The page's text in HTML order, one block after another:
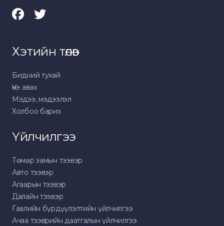
Хэтийн төлөв
Бидний тухай
Үнэ авах
Мэдээ, мэдээлэл
Холбоо барих
Үйлчилгээ
Төмөр замын тээвэр
Авто тээвэр
Агаарын тээвэр
Далайн тээвэр
Гаалийн бүрдүүлэлтийн үйлчилгээ
Ачаа тээврийн даатгалын үйлчилгээ